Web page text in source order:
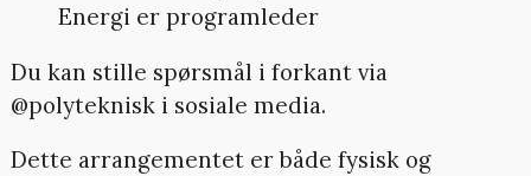
Energi er programleder
Du kan stille spørsmål i forkant via
@polyteknisk i sosiale media.
Dette arrangementet er både fysisk og